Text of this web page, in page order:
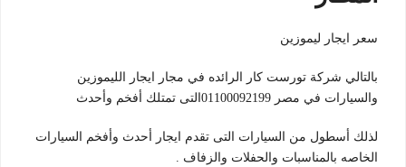
سعر ايجار ليموزين
بالتالي شركة تورست كار الرائده في مجار ايجار الليموزين
والسيارات في مصر 01100092199التى تمتلك أفخم وأحدث
لذلك أسطول من السيارات التى تقدم ايجار أحدث وأفخم السيارات
الخاصه بالمناسبات والحفلات والزفاف .